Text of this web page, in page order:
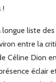
!
longue liste
entre la
Céline Dion
éclair